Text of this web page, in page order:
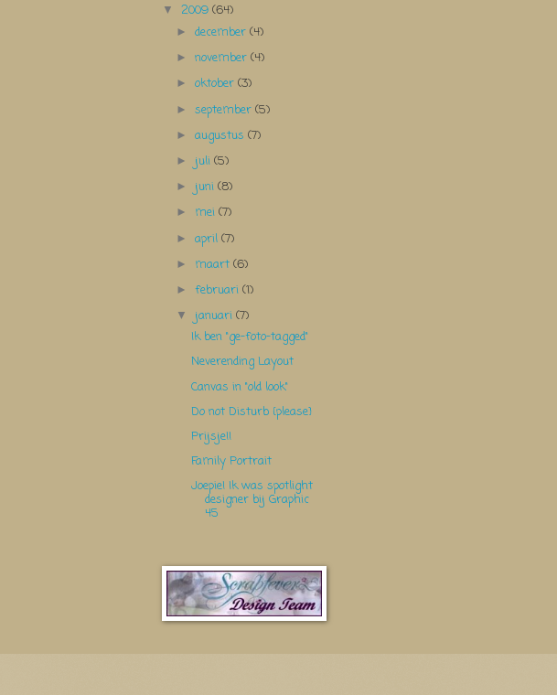
▼ 2009 (64)
►december(4)
►november(4)
►oktober(3)
►september(5)
►augustus(7)
► juli(5)
► juni(8)
► mei(7)
►april(7)
► maart(6)
►februari(1)
▼ januari(7)
Ik ben "ge-foto-tagged"
Neverending Layout
Canvas in "old look"
Do not Disturb {please}
Prijsje!!
Family Portrait
Joepie! Ik was spotlight
designer bij Graphic
45